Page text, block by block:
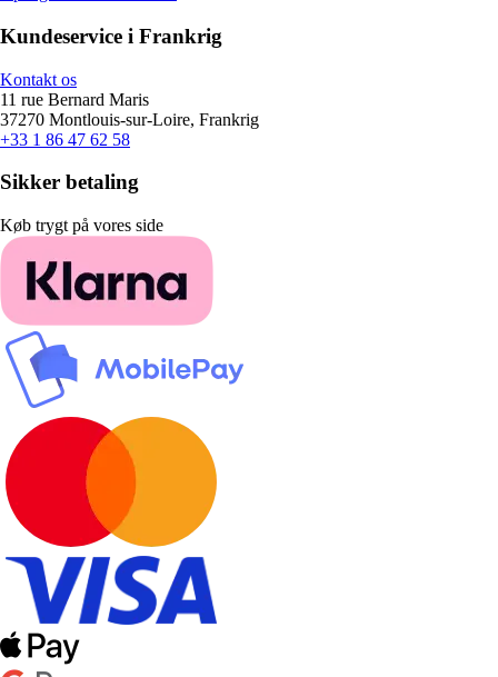
Kundeservice i Frankrig
Kontakt os
11 rue Bernard Maris
37270 Montlouis-sur-Loire, Frankrig
+33 1 86 47 62 58
Sikker betaling
Køb trygt på vores side